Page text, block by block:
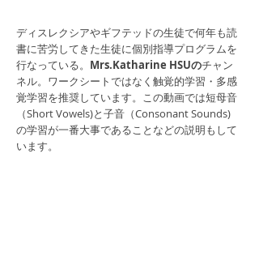
ディスレクシアやギフテッドの生徒で何年も読
書に苦労してきた生徒に個別指導プログラムを
行なっている。 Mrs.Katharine HSUのチャン
ネル。ワークシートではなく触覚的学習・多感
覚学習を推奨しています。この動画では短母音
（Short Vowels)と子音（Consonant Sounds)
の学習が一番大事であることなどの説明もして
います。